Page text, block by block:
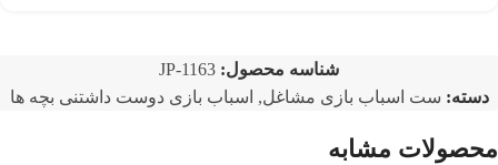
شناسه محصول: JP-1163
دسته: ست اسباب بازی مشاغل, اسباب بازی دوست داشتنی بچه ها
محصولات مشابه